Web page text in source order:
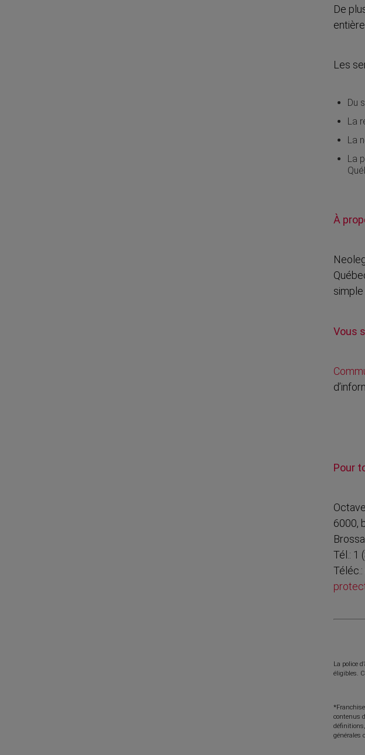
De
Les
Du
La
La
La
À
Vous
Pour
6000,
Tél.: 1
La police
éligibles.
contenus
générales